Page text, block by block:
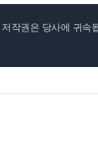
작권은 당사에 귀속